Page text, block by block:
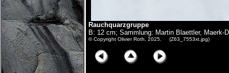
Rauchquarzgruppe
B: 12 cm; Sammlung: Martin Blaettler, Maerk-
© Copyright Olivier Roth, 2025. (Z63_7553xt.jpg)